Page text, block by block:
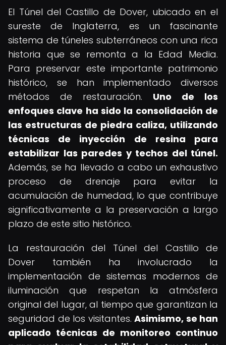
El Túnel del Castillo de Dover, ubicado en el
sureste de Inglaterra, es un fascinante
sistema de túneles subterráneos con una rica
historia que se remonta a la Edad Media.
Para preservar este importante patrimonio
histórico, se han implementado diversos
métodos de restauración. Uno de los
enfoques clave ha sido la consolidación de
las estructuras de piedra caliza, utilizando
técnicas de inyección de resina para
estabilizar las paredes y techos del túnel.
Además, se ha llevado a cabo un exhaustivo
proceso de drenaje para evitar la
acumulación de humedad, lo que contribuye
significativamente a la preservación a largo
plazo de este sitio histórico.
La restauración del Túnel del Castillo de
Dover también ha involucrado la
implementación de sistemas modernos de
iluminación que respetan la atmósfera
original del lugar, al tiempo que garantizan la
seguridad de los visitantes. Asimismo, se han
aplicado técnicas de monitoreo continuo